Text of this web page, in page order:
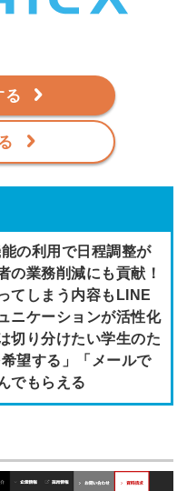
る
の利用で日程調整が
の業務削減にも貢献！
てしまう内容もLINE
ニケーションが活性化
切り分けたい学生のた
望する」「メールで
でもらえる